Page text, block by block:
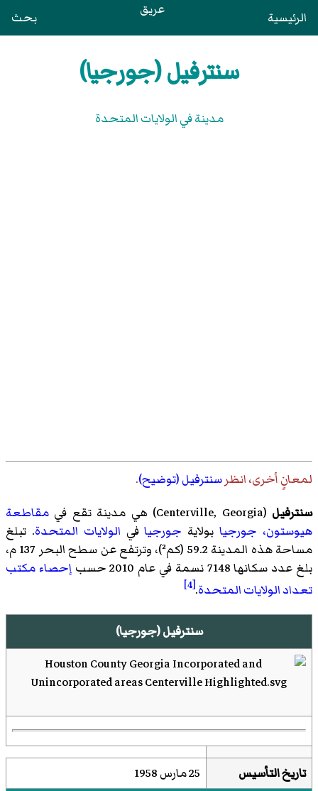
الرئيسية عريق بحث
سنترفيل (جورجيا)
مدينة في الولايات المتحدة
لمعانٍ أخرى، انظرسنترفيل (توضيح).
سنترفيل (
Centerville, Georgia)‏ هي مدينة تقع في مقاطعة
هيوستون، جورجيابولاية جورجيافي الولايات المتحدة. تبلغ
مساحة هذه المدينة 59.2 (كم²)، وترتفع عن سطح البحر 137 م،
بلغ عدد سكانها 7148 نسمة في عام 2010 حسب
إحصاء مكتب
تعداد الولايات المتحدة.
[4]
سنترفيل (جورجيا)
تاريخ التأسيس
25 مارس 1958